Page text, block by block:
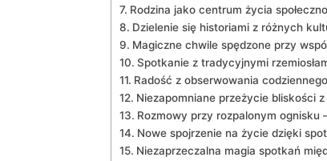
Rodzina jako centrum ⁤życia
Dzielenie się ​historiami z różnych
Magiczne‍ chwile spędzone przy
Spotkanie z ‌tradycyjnymi
Radość z obserwowania
Niezapomniane przeżycie bliskości‍
Rozmowy przy rozpalonym ognisku
Nowe spojrzenie na życie dzięki
Niezaprzeczalna magia spotkań